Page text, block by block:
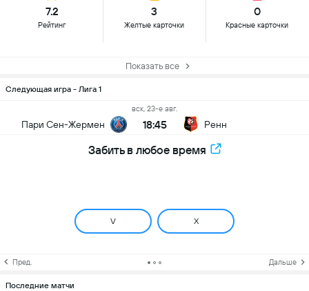
7.2
Рейтинг
3
Желтые карточки
0
Красные карточки
Показать все
Следующая игра - Лига 1
Пари Сен-Жермен
вск, 23-е авг.
18:45 Ренн
Забить в любое время
V X
Пред. Дальше
Последние матчи